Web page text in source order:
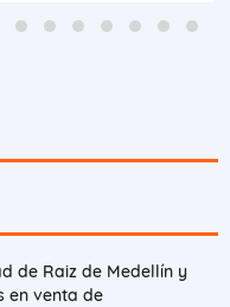
de Raiz de Medellín y
en venta de